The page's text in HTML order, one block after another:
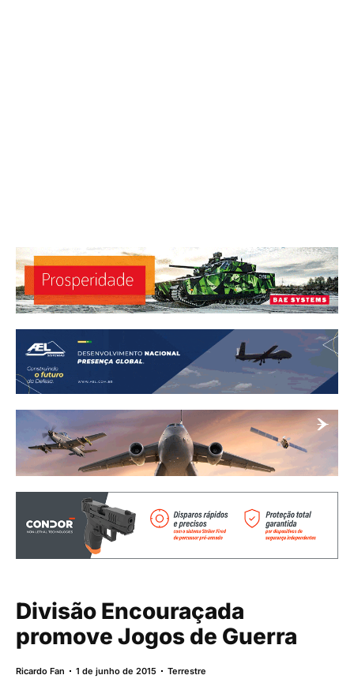
Divisão Encouraçada
promove Jogos de Guerra
Ricardo Fan 1 de junho de 2015 Terrestre